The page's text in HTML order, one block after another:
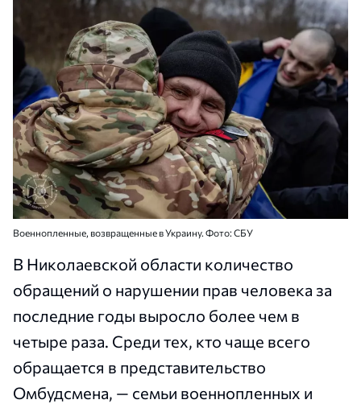
Военнопленные, возвращенные в Украину. Фото: СБУ
В Николаевской области количество
обращений о нарушении прав человека за
последние годы выросло более чем в
четыре раза. Среди тех, кто чаще всего
обращается в представительство
Омбудсмена, — семьи военнопленных и